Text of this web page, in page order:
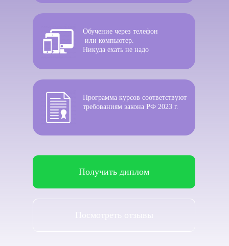
Получить диплом
Обучение через телефон
или компьютер.
Никуда ехать не надо
Программа курсов соответствуют
требованиям закона РФ 2023 г.
Посмотреть отзывы